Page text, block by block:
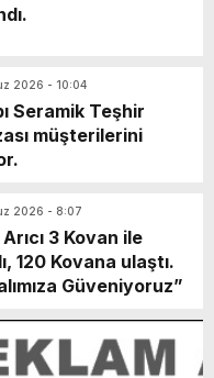
2026 - 10:04
Seramik Teşhir
müşterilerini
2026 - 8:07
3 Kovan ile
120 Kovana ulaştı.
Güveniyoruz”